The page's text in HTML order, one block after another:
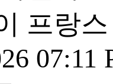
프랑
07:11